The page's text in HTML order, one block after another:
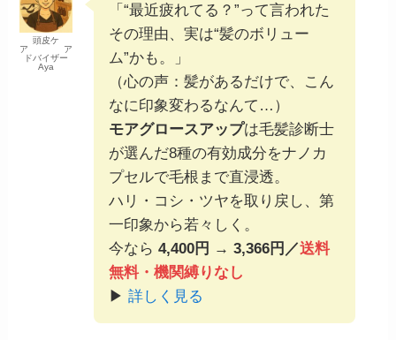
頭皮ケ
ア ア
ドバイザー
Aya
「“最近疲れてる？”って言われた
その理由、実は“髪のボリュー
ム”かも。」
（心の声：髪があるだけで、こん
なに印象変わるなんて…）
モアグロースアップは毛髪診断士
が選んだ8種の有効成分をナノカ
プセルで毛根まで直浸透。
ハリ・コシ・ツヤを取り戻し、第
一印象から若々しく。
今なら4,400円 → 3,366円／送料
無料・機関縛りなし
▶詳しく見る